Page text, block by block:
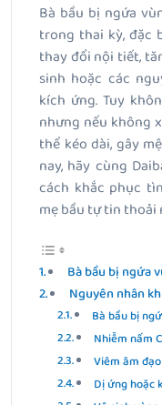
Bà bầu bị ngứa
trong thai kỳ, đặc
thay đổi nội tiết,
sinh hoặc các
kích ứng. Tuy
nhưng nếu không
thể kéo dài, gây
nay, hãy cùng
cách khắc phục
mẹ bầu tự tin
Bà bầu bị ngứa
Nguyên nhân
Bà bầu bị
Nhiễm nấm
Viêm âm
Dị ứng hoặc